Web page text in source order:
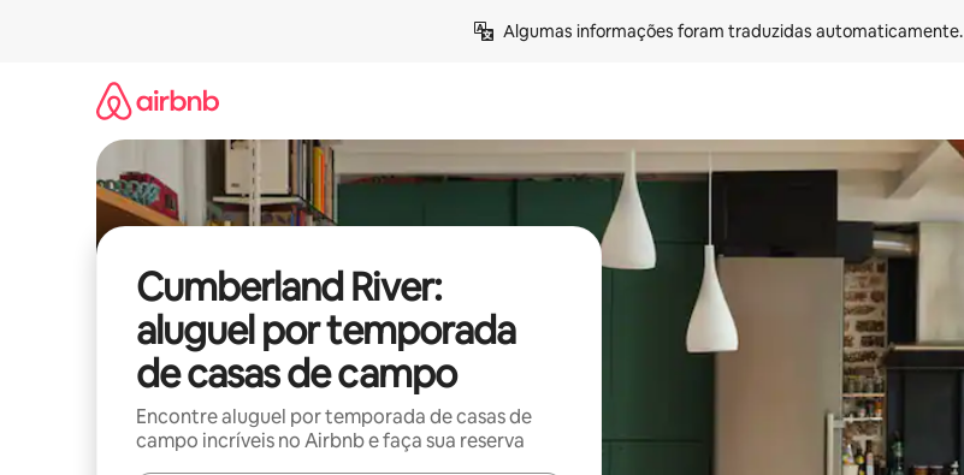
Algumas informações foram traduzidas automaticamente.
Cumberland River:
aluguel por temporada
de casas de campo
Encontre aluguel por temporada de casas de
campo incríveis no Airbnb e faça sua reserva